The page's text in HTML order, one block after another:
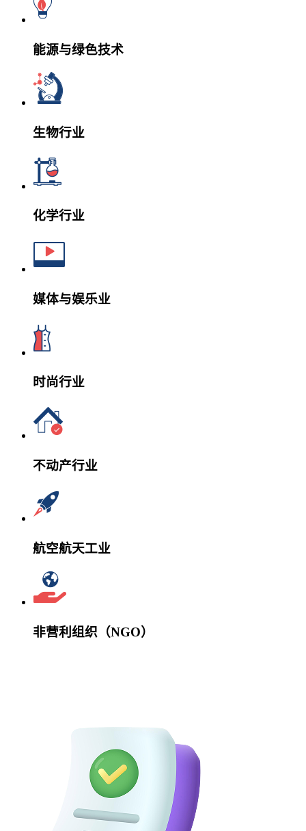
能源与绿色技术
生物行业
化学行业
媒体与娱乐业
时尚行业
不动产行业
航空航天工业
非营利组织（NGO）